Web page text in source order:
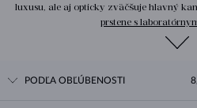
luxusu, ale aj opticky zväčšuje hlavný
prstene s
PODĽA OBĽÚBENOSTI